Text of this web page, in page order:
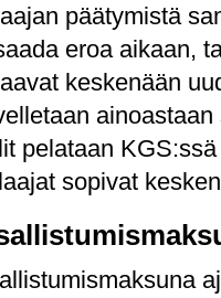
päätymistä
eroa aikaan,
keskenään
pelataan
sopivat